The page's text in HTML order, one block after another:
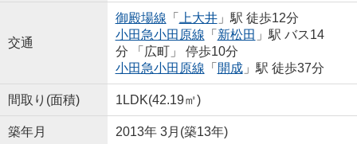
交通
御殿場線 「 上大井」駅 徒歩12分
小田急小田原線 「 新松田 」駅 バス14
分 「広町」 停歩10分
小田急小田原線 「 開成」駅 徒歩37分
間取り(面積) 1LDK(42.19㎡)
築年月 2013年 3月(築13年)